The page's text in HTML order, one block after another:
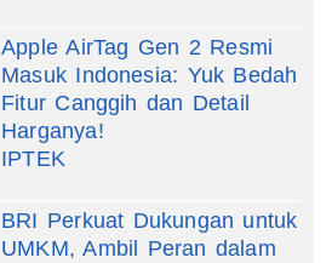
Apple AirTag Gen 2 Resmi
Masuk Indonesia: Yuk Bedah
Fitur Canggih dan Detail
Harganya!
IPTEK
BRI Perkuat Dukungan untuk
UMKM, Ambil Peran dalam